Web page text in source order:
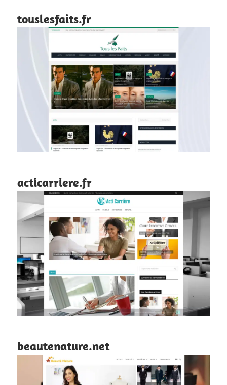
touslesfaits.fr
acticarriere.fr
beautenature.net